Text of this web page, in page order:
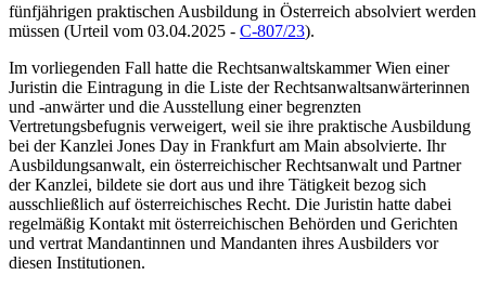
fünfjährigen praktischen Ausbildung in Österreich absolviert werden
müssen (Urteil vom 03.04.2025 - C-807/23).
Im vorliegenden Fall hatte die Rechtsanwaltskammer Wien einer
Juristin die Eintragung in die Liste der Rechtsanwaltsanwärterinnen
und -anwärter und die Ausstellung einer begrenzten
Vertretungsbefugnis verweigert, weil sie ihre praktische Ausbildung
bei der Kanzlei Jones Day in Frankfurt am Main absolvierte. Ihr
Ausbildungsanwalt, ein österreichischer Rechtsanwalt und Partner
der Kanzlei, bildete sie dort aus und ihre Tätigkeit bezog sich
ausschließlich auf österreichisches Recht. Die Juristin hatte dabei
regelmäßig Kontakt mit österreichischen Behörden und Gerichten
und vertrat Mandantinnen und Mandanten ihres Ausbilders vor
diesen Institutionen.